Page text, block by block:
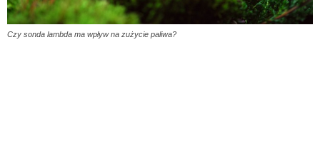
Czy sonda lambda ma wpływ na zużycie paliwa?